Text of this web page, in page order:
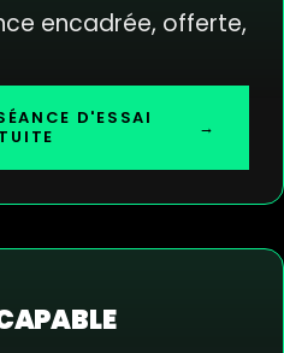
encadrée, offerte,
D'ESSAI
→